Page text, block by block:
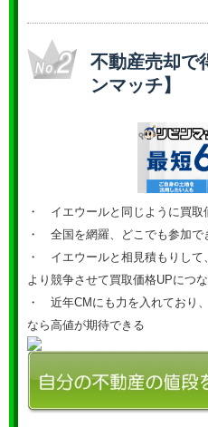
不動産売却で
ンマッチ】
・ イエウールと同じように買取
・ 全国を網羅、どこでも参加で
・ イエウールと相見積もりして
より競争させて買取価格UPにつ
・ 近年CMにも力を入れており
なら高値が期待できる